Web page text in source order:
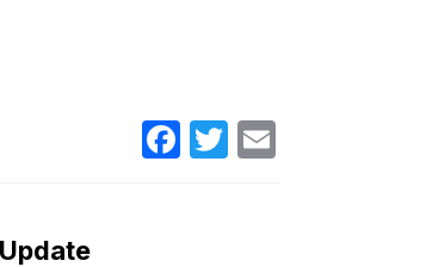
Facebook
Twitter